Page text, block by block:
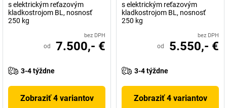
s elektrickým reťazovým
kladkostrojom BL, nosnosť
250 kg
bez DPH
od 7.500,- €
3-4 týždne
Zobraziť 4 variantov
s elektrickým reťazovým
kladkostrojom BL, nosnosť
250 kg
bez DPH
od 5.550,- €
3-4 týždne
Zobraziť 4 variantov